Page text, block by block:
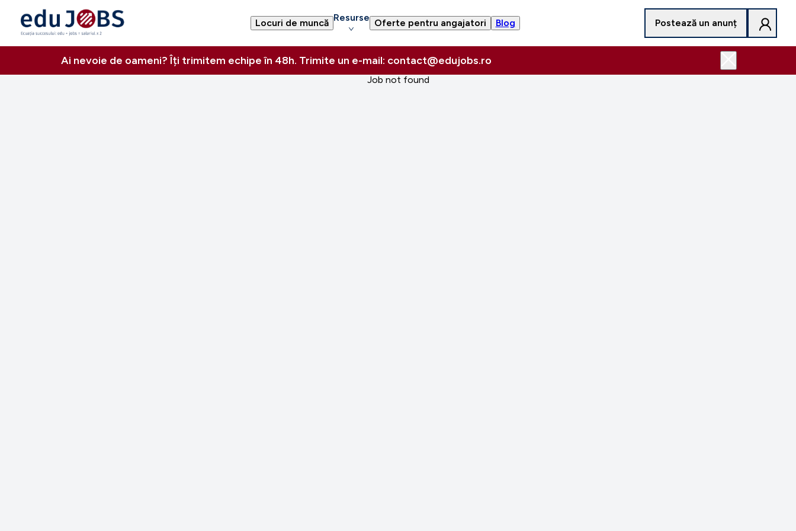
Locuri de muncă Resurse Oferte pentru angajatori Blog Postează un anunț
Ai nevoie de oameni? Îți trimitem echipe în 48h. Trimite un e-mail: contact@edujobs.ro
Job not found